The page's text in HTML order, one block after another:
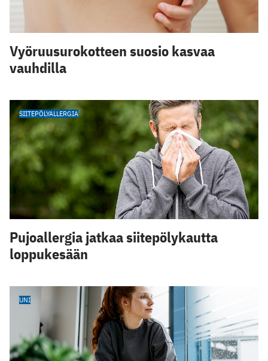
Vyöruusurokotteen suosio kasvaa
vauhdilla
SIITEPÖLYALLERGIA
Pujoallergia jatkaa siitepölykautta
loppukesään
UNI